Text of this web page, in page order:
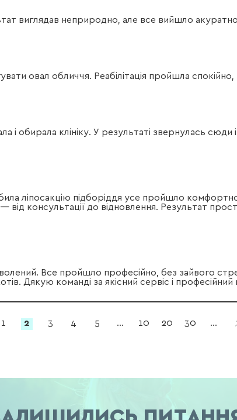
виглядав неприродно, але все вийшло
овал обличчя. Реабілітація пройшла
і обирала клініку. У результаті звернулась
ліпосакцію підборіддя усе пройшло
консультації до відновлення. Результат
Все пройшло професійно, без зайвого
Дякую команді за якісний сервіс і
1 2 3 4 5 ... 10 20 30 ...